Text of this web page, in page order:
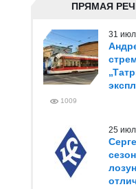
ПРЯМАЯ
31
1009
25